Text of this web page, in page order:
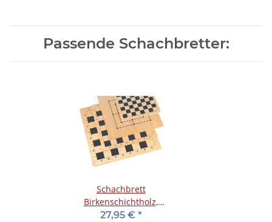
Passende Schachbretter:
Schachbrett
Birkenschichtholz,
schwarz bedruckt, FG 41
27,95 € *